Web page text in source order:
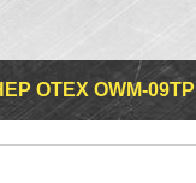
OTEX OWM-09TP